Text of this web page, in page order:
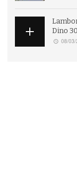
Dino
08/